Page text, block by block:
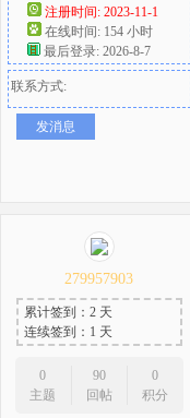
注册时间: 2023-11-1
在线时间: 154 小时
最后登录: 2026-8-7
联系方式:
发消息
279957903
累计签到：2 天
连续签到：1 天
0
主题
90
回帖
0
积分